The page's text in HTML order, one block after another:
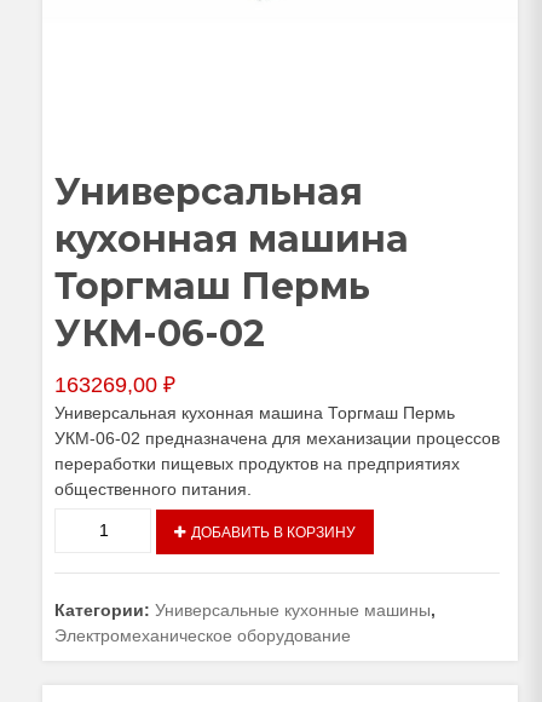
Универсальная
кухонная машина
Торгмаш Пермь
УКМ-06-02
163269,00 ₽
Универсальная кухонная машина Торгмаш Пермь
УКМ-06-02 предназначена для механизации процессов
переработки пищевых продуктов на предприятиях
общественного питания.
Универсальная
машина
Торгмаш
ДОБАВИТЬ В КОРЗИНУ
Категории: Универсальные кухонные машины,
Электромеханическое оборудование